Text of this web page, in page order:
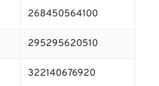
268450564100
295295620510
322140676920